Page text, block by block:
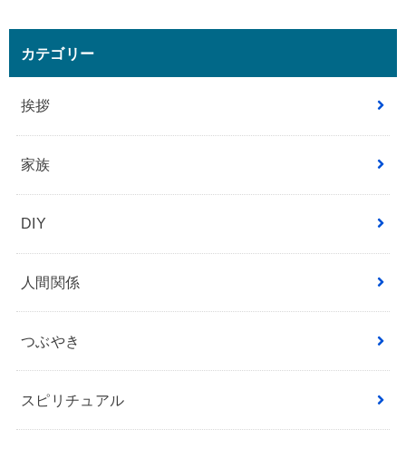
カテゴリー
挨拶
家族
DIY
人間関係
つぶやき
スピリチュアル